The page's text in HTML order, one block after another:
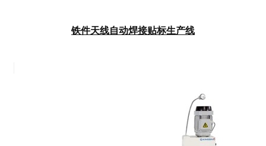
铁件天线自动焊接贴标生产线